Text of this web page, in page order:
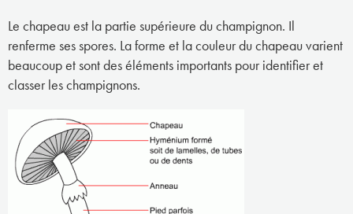
Le chapeau est la partie supérieure du champignon. Il
renferme ses spores. La forme et la couleur du chapeau varient
beaucoup et sont des éléments importants pour identifier et
classer les champignons.